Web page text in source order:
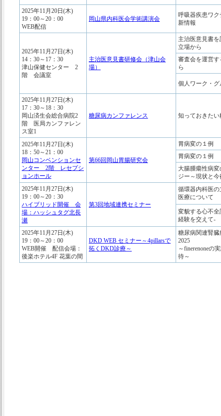
2025年11月20日(木)
19：00～20：00
WEB配信
岡山県内科医会学術講演会
呼吸器疾患ワ
新情報
2025年11月27日(木)
14：30～17：30
津山保健センター 2
階 会議室
主治医意見書研修会（津山会
場）
主治医意見書
立場から
審査会を運営
ら
個人ワーク・
2025年11月27日(木)
17：30～18：30
岡山済生会総合病院2
階 医局カンファレン
ス室1
糖尿病カンファレンス 知っておきた
2025年11月27日(木)
18：50～21：00
岡山コンベンションセ
ンター 2階 レセプシ
ョンホール
第66回岡山胃腸研究会
胃病変
胃病変の１例
大腸腫瘍性病
ジー～現状と
2025年11月27日(木)
19：00～20：30
ハイブリッド開催 会
場：ハッシュタグ北長
瀬
第3回地域連携セミナー
循環器内科医
医療について
変貌する心不
経験を交えて-
2025年11月27日(木)
19：00～20：00
WEB開催 配信会場：
後楽ホテル4F 花葉の間
DKD WEB セミナー～4pillarsで
拓くDKD診療～
糖尿病関連腎
2025
～finerenoneの
待～